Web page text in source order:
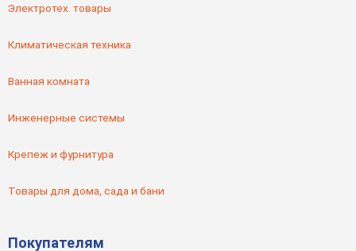
Электротех. товары
Климатическая техника
Ванная комната
Инженерные системы
Крепеж и фурнитура
Товары для дома, сада и бани
Покупателям